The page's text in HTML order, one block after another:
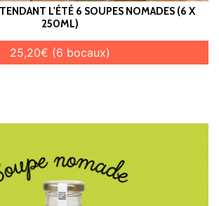
L'ÉTÉ 6 SOUPES NOMADES (6 X
250ML)
25,20€ (6 bocaux)